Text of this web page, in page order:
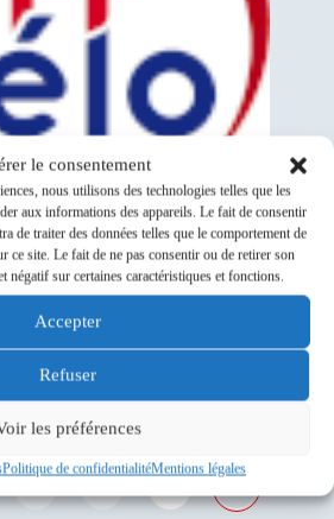
le consentement
nous utilisons des technologies telles que les
aux informations des appareils. Le fait de consentir
de traiter des données telles que le comportement de
ce site. Le fait de ne pas consentir ou de retirer son
négatif sur certaines caractéristiques et fonctions.
Accepter
Refuser
les préférences
Politique de confidentialitéMentions légales
J V
30 31 1